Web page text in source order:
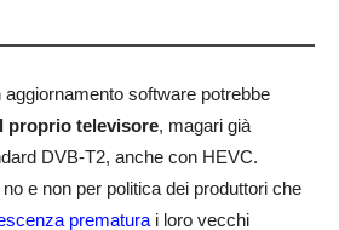
software potrebbe
proprio televisore, magari già
DVB-T2, anche con HEVC.
e non per politica dei produttori che
prematura i loro vecchi